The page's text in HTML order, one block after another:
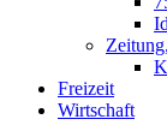
Freizeit
Wirtschaft